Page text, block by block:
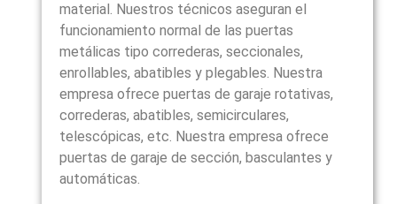
material. Nuestros técnicos aseguran el
funcionamiento normal de las puertas
metálicas tipo correderas, seccionales,
enrollables, abatibles y plegables. Nuestra
empresa ofrece puertas de garaje rotativas,
correderas, abatibles, semicirculares,
telescópicas, etc. Nuestra empresa ofrece
puertas de garaje de sección, basculantes y
automáticas.